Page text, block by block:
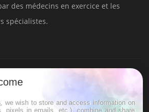
des médecins en exercice et les
spécialistes.
et cookies
, we wish to store and access information on
pixels in emails, etc.), combine and share